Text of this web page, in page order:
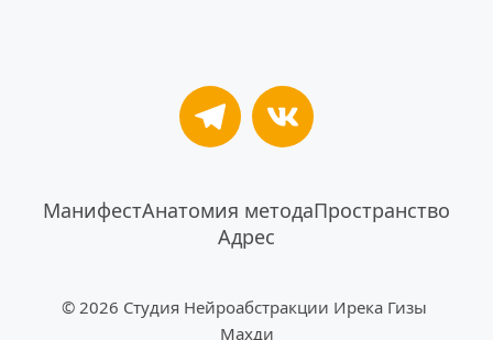
МанифестАнатомия методаПространство
Адрес
© 2026 Студия Нейроабстракции Ирека Гизы
Махди